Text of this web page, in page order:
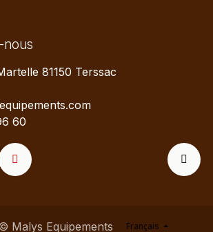
81150 Terssac
60
Malys Equipements Français